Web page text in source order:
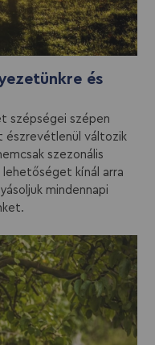
és
szépségei szépen
észrevétlenül változik
szezonális
kínál arra
mindennapi